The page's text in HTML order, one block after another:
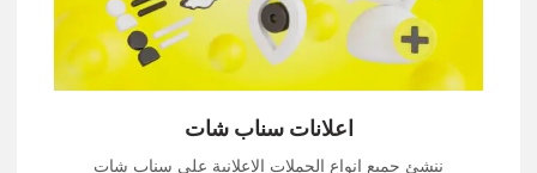
اعلانات سناب شات
ننشئ جميع انواع الحملات الاعلانية علي سناب شات